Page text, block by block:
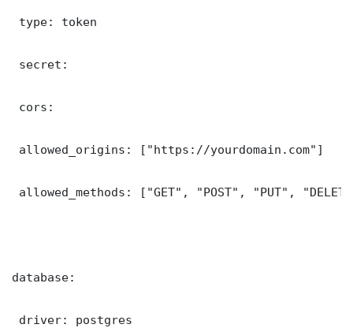
type: token
secret:
cors:
allowed_origins: ["https://yourdomain.com"]
allowed_methods: ["GET", "POST", "PUT",
database:
driver: postgres